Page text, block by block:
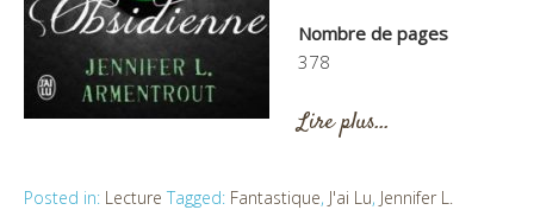
Nombre de pages
378
Lire plus…
Posted in: Lecture Tagged: Fantastique, J'ai Lu, Jennifer L.